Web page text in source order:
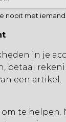
nooit met
in je
betaal
een artikel.
te helpen.